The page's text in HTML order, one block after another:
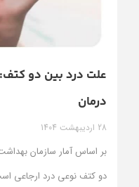
علت درد بین دو کتف:
درمان
28 اردیبهشت 1404
دو کتف نوعی درد ارجاعی